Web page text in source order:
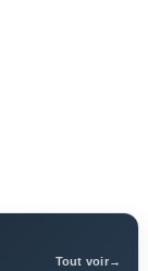
Tout voir→